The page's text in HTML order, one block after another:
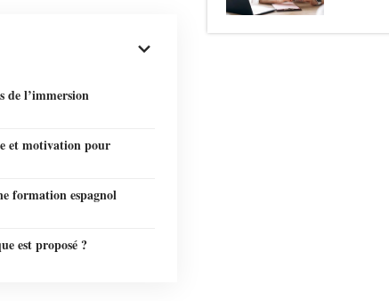
de l’immersion
et motivation pour
formation espagnol
est proposé ?